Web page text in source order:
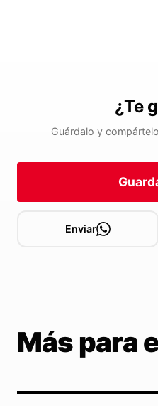
¿Te
Guárdalo y
Enviar
Más para